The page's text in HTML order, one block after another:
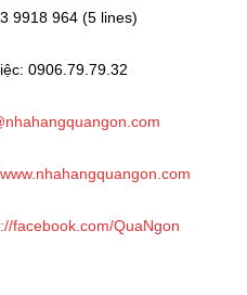
9918 964 (5 lines)
0906.79.79.32
facebook.com/QuaNgon